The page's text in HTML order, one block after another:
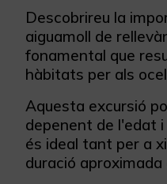
Descobrireu la
aiguamoll de
fonamental que
hàbitats per als
Aquesta excursió
depenent de l'edat
és ideal tant per a
duració